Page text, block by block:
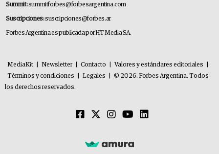
Summit:summitforbes@forbesargentina.com
Suscripciones:suscripciones@forbes.ar
Forbes Argentina es publicada por HT Media SA.
MediaKit Newsletter Contacto Valores y estándares editoriales
Términos y condiciones
Legales
© 2026. Forbes Argentina. Todos
los derechos reservados.